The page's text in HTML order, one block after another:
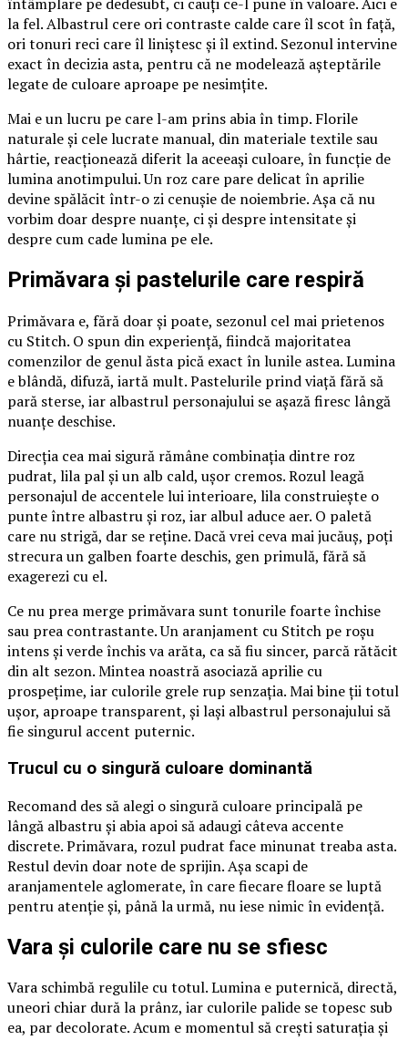
la fel. Albastrul cere ori contraste calde care îl scot în față,
ori tonuri reci care îl liniștesc și îl extind. Sezonul intervine
exact în decizia asta, pentru că ne modelează așteptările
legate de culoare aproape pe nesimțite.
Mai e un lucru pe care l-am prins abia în timp. Florile
naturale și cele lucrate manual, din materiale textile sau
hârtie, reacționează diferit la aceeași culoare, în funcție de
lumina anotimpului. Un roz care pare delicat în aprilie
devine spălăcit într-o zi cenușie de noiembrie. Așa că nu
vorbim doar despre nuanțe, ci și despre intensitate și
despre cum cade lumina pe ele.
Primăvara și pastelurile care respiră
Primăvara e, fără doar și poate, sezonul cel mai prietenos
cu Stitch. O spun din experiență, fiindcă majoritatea
comenzilor de genul ăsta pică exact în lunile astea. Lumina
e blândă, difuză, iartă mult. Pastelurile prind viață fără să
pară sterse, iar albastrul personajului se așază firesc lângă
nuanțe deschise.
Direcția cea mai sigură rămâne combinația dintre roz
pudrat, lila pal și un alb cald, ușor cremos. Rozul leagă
personajul de accentele lui interioare, lila construiește o
punte între albastru și roz, iar albul aduce aer. O paletă
care nu strigă, dar se reține. Dacă vrei ceva mai jucăuș, poți
strecura un galben foarte deschis, gen primulă, fără să
exagerezi cu el.
Ce nu prea merge primăvara sunt tonurile foarte închise
sau prea contrastante. Un aranjament cu Stitch pe roșu
intens și verde închis va arăta, ca să fiu sincer, parcă rătăcit
din alt sezon. Mintea noastră asociază aprilie cu
prospețime, iar culorile grele rup senzația. Mai bine ții totul
ușor, aproape transparent, și lași albastrul personajului să
fie singurul accent puternic.
Trucul cu o singură culoare dominantă
Recomand des să alegi o singură culoare principală pe
lângă albastru și abia apoi să adaugi câteva accente
discrete. Primăvara, rozul pudrat face minunat treaba asta.
Restul devin doar note de sprijin. Așa scapi de
aranjamentele aglomerate, în care fiecare floare se luptă
pentru atenție și, până la urmă, nu iese nimic în evidență.
Vara și culorile care nu se sfiesc
Vara schimbă regulile cu totul. Lumina e puternică, directă,
uneori chiar dură la prânz, iar culorile palide se topesc sub
ea, par decolorate. Acum e momentul să crești saturația și